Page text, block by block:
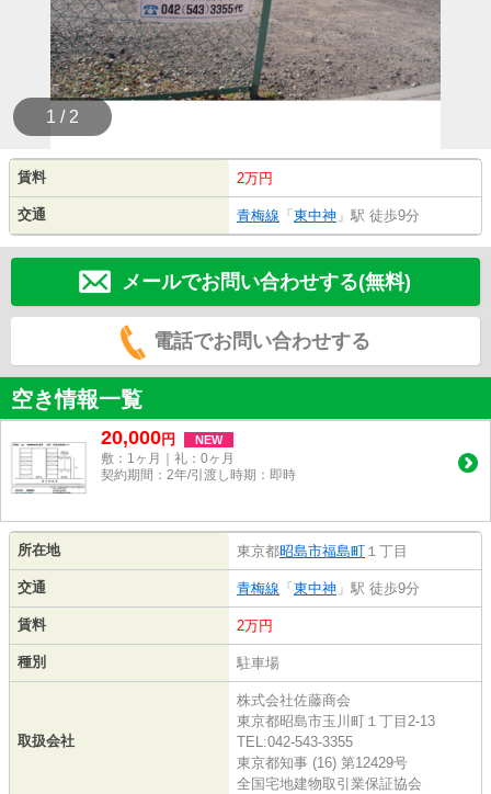
1 / 2
賃料 2万円
交通 青梅線 「 東中神 」駅 徒歩9分
メールでお問い合わせする(無料)
電話でお問い合わせする
空き情報一覧
20,000円 NEW
敷：1ヶ月｜礼：0ヶ月
契約期間：2年/引渡し時期：即時
所在地 東京都昭島市福島町 １丁目
交通 青梅線 「 東中神 」駅 徒歩9分
賃料 2万円
種別 駐車場
取扱会社
株式会社佐藤商会
東京都昭島市玉川町１丁目2-13
TEL:042-543-3355
東京都知事 (16) 第12429号
全国宅地建物取引業保証協会